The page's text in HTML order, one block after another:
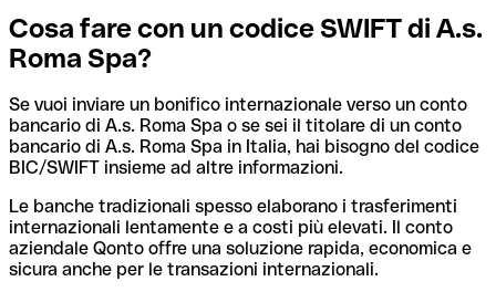
Cosa fare con un codice SWIFT di A.s.
Roma Spa?
Se vuoi inviare un bonifico internazionale verso un conto
bancario di A.s. Roma Spa o se sei il titolare di un conto
bancario di A.s. Roma Spa in Italia, hai bisogno del codice
BIC/SWIFT insieme ad altre informazioni.
Le banche tradizionali spesso elaborano i trasferimenti
internazionali lentamente e a costi più elevati. Il conto
aziendale Qonto offre una soluzione rapida, economica e
sicura anche per le transazioni internazionali.